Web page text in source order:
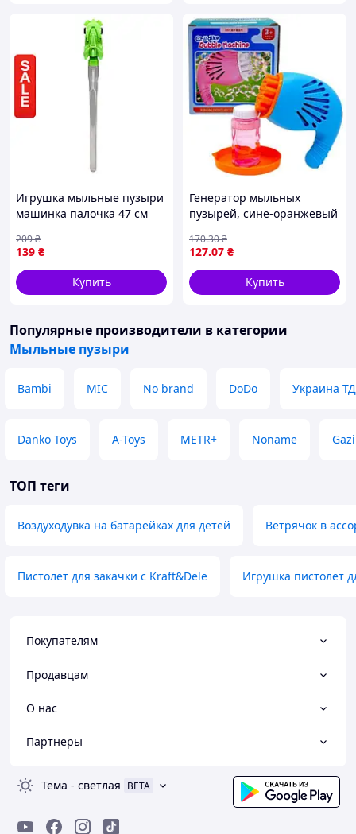
Игрушка мыльные пузыри
машинка палочка 47 см
радужные для детей на
улицу подарок фигурная
наса
139 ₴
209₴
Купить
Генератор мыльных
пузырей, сине-оранжевый
127.07 ₴
170.30₴
Купить
Популярные производители в категории
Мыльные пузыри
Bambi MIC No brand DoDo Украина ТД
Danko Toys A-Toys METR+ Noname
ТОП теги
Воздуходувка на батарейках для детей Ветрячок в
Пистолет для закачки с Kraft&Dele Игрушка пистолет
Покупателям
Продавцам
О нас
Партнеры
Тема - светлая BETA